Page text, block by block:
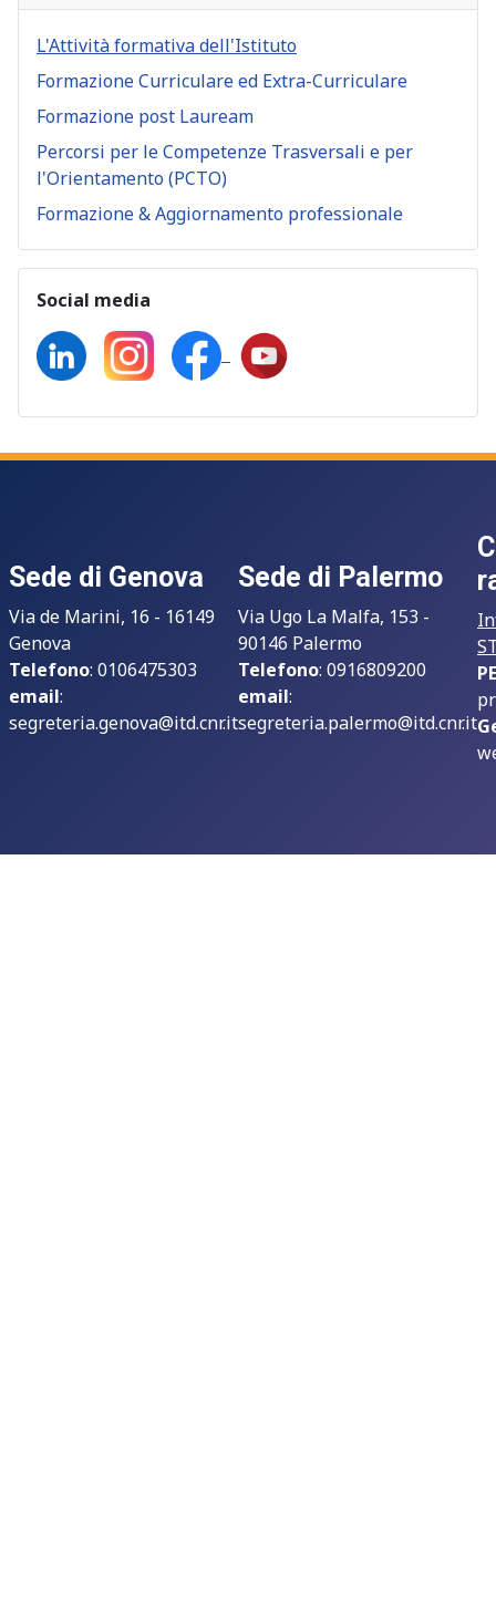
L'Attività formativa dell'Istituto
Formazione Curriculare ed Extra-Curriculare
Formazione post Lauream
Percorsi per le Competenze Trasversali e per
l'Orientamento (PCTO)
Formazione & Aggiornamento professionale
Social media
Sede di Genova
Via de Marini, 16 - 16149
Genova
Telefono: 0106475303
email:
segreteria.genova@itd.cnr.it
Sede di Palermo
Via Ugo La Malfa, 153 -
90146 Palermo
Telefono: 0916809200
email:
segreteria.palermo@itd.cnr.it